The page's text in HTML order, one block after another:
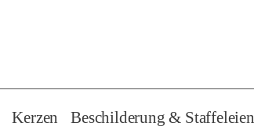
Kerzen Beschilderung & Staffeleien